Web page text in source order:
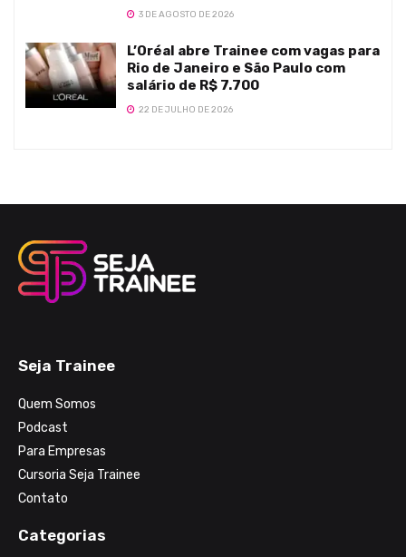
3 DE AGOSTO DE 2026
L’Oréal abre Trainee com vagas para
Rio de Janeiro e São Paulo com
salário de R$ 7.700
22 DE JULHO DE 2026
Seja Trainee
Quem Somos
Podcast
Para Empresas
Cursoria Seja Trainee
Contato
Categorias